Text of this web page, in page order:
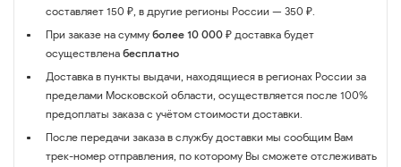
составляет 150 ₽, в другие регионы России — 350 ₽.
При заказе на сумму более 10 000 ₽ доставка будет
осуществлена бесплатно
Доставка в пункты выдачи, находящиеся в регионах России за
пределами Московской области, осуществляется после 100%
предоплаты заказа с учётом стоимости доставки.
После передачи заказа в службу доставки мы сообщим Вам
трек-номер отправления, по которому Вы сможете отслеживать